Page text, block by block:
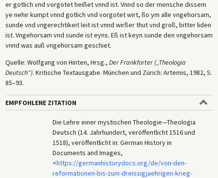
er gotlich vnd vorgotet heißet vnnd ist. Vnnd so der mensche dissem
ye nehir kumpt vnnd gotlich vnd vorgotet wirt, ßo ym alle vngehorsam,
sunde vnd vngerechtikeit leit ist vnnd wirßer thut vnd groß, bitter liden
ist. Vngehorsam vnd sunde ist eyns. Eß ist keyn sunde den vngehorsam
vnnd was auß vngehorsam geschiet.
Quelle: Wolfgang von Hinten, Hrsg., Der Frankforter („Theologia
Deutsch“). Kritische Textausgabe. München und Zürich: Artemis, 1982, S.
85–93.
EMPFOHLENE ZITATION
Die Lehre einer mystischen Theologie—Theologia
Deutsch (14. Jahrhundert, veröffentlicht 1516 und
1518), veröffentlicht in: German History in
Documents and Images,
<https://germanhistorydocs.org/de/von-den-
reformationen-bis-zum-dreissigjaehrigen-krieg-